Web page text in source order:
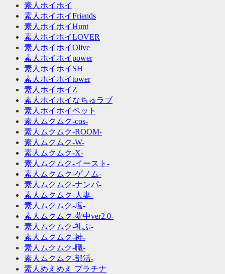
素人ホイホイ
素人ホイホイFriends
素人ホイホイHunt
素人ホイホイLOVER
素人ホイホイOlive
素人ホイホイpower
素人ホイホイSH
素人ホイホイtower
素人ホイホイZ
素人ホイホイなちゅラブ
素人ホイホイペット
素人ムクムク-cos-
素人ムクムク-ROOM-
素人ムクムク-W-
素人ムクムク-X-
素人ムクムク-イースト-
素人ムクムク-ゲノム-
素人ムクムク-ナンパ-
素人ムクムク-人妻-
素人ムクムク-塩-
素人ムクムク-夢中ver2.0-
素人ムクムク-礼ぷ-
素人ムクムク-神-
素人ムクムク-職-
素人ムクムク-部活-
素人めえめえ プラチナ